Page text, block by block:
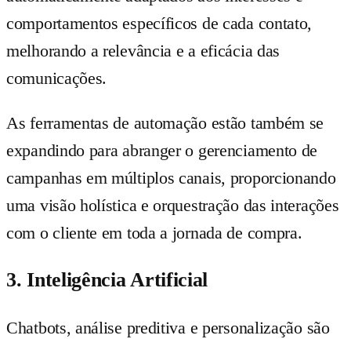
comportamentos específicos de cada contato,
melhorando a relevância e a eficácia das
comunicações.
As ferramentas de automação estão também se
expandindo para abranger o gerenciamento de
campanhas em múltiplos canais, proporcionando
uma visão holística e orquestração das interações
com o cliente em toda a jornada de compra.
3. Inteligência Artificial
Chatbots, análise preditiva e personalização são